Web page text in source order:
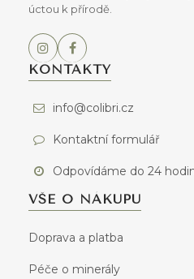
úctou k přírodě.
KONTAKTY
info@colibri.cz
Kontaktní formulář
Odpovídáme do 24
VŠE O NÁKUPU
Doprava a platba
Péče o minerály